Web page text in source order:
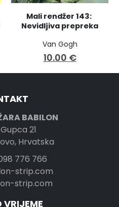
Mali rendžer 143:
Nevidljiva prepreka
Van Gogh
10.00 €
BABILON
21
Hrvatska
776 766
strip.com
strip.com
VRIJEME